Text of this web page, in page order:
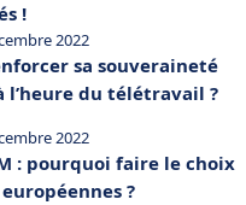
!
2022
sa souveraineté
l’heure du télétravail ?
2022
: pourquoi faire le choix
?